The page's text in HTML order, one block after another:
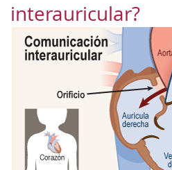
interauricular?